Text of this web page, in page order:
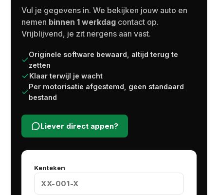
Vul je gegevens in. We bekijken jouw auto en
nemen binnen 1 werkdag contact op.
Vrijblijvend, je zit nergens aan vast.
Originele software bewaard, altijd terug te
zetten
Klaar terwijl je wacht
Per motorisatie afgestemd, geen standaard
bestand
Liever direct appen?
Kenteken